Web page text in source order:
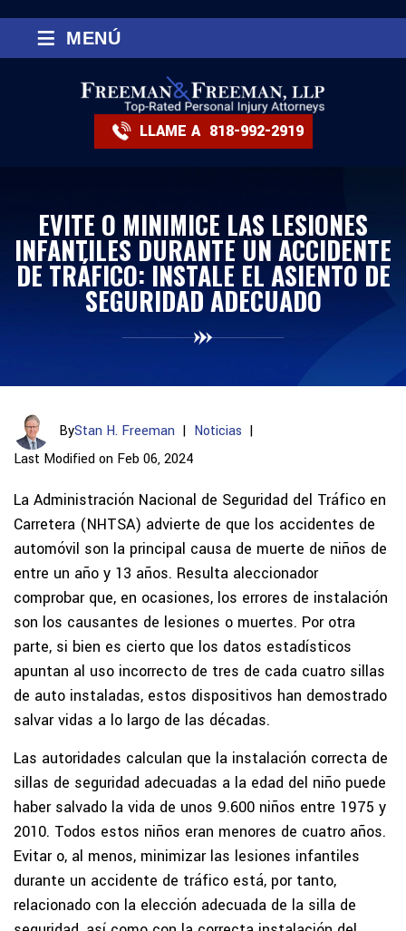
LLAME A 818-992-2919
≡ MENÚ
EVITE O MINIMICE LAS LESIONES
INFANTILES DURANTE UN ACCIDENTE
DE TRÁFICO: INSTALE EL ASIENTO DE
SEGURIDAD ADECUADO
ByStan H. Freeman | Noticias |
Last Modified on Feb 06, 2024
La Administración Nacional de Seguridad del Tráfico en
Carretera (NHTSA) advierte de que los accidentes de
automóvil son la principal causa de muerte de niños de
entre un año y 13 años. Resulta aleccionador
comprobar que, en ocasiones, los errores de instalación
son los causantes de lesiones o muertes. Por otra
parte, si bien es cierto que los datos estadísticos
apuntan al uso incorrecto de tres de cada cuatro sillas
de auto instaladas, estos dispositivos han demostrado
salvar vidas a lo largo de las décadas.
Las autoridades calculan que la instalación correcta de
sillas de seguridad adecuadas a la edad del niño puede
haber salvado la vida de unos 9.600 niños entre 1975 y
2010. Todos estos niños eran menores de cuatro años.
Evitar o, al menos, minimizar las lesiones infantiles
durante un accidente de tráfico está, por tanto,
relacionado con la elección adecuada de la silla de